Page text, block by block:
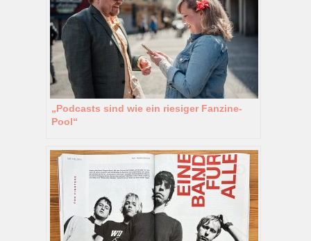
„Podcasts sind wie ein riesiger Fanzine-
Pool“